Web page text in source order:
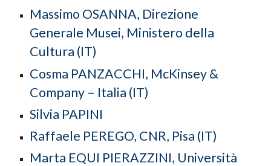
Massimo OSANNA, Direzione
Generale Musei, Ministero della
Cultura (IT)
Cosma PANZACCHI, McKinsey &
Company – Italia (IT)
Silvia PAPINI
Raffaele PEREGO, CNR, Pisa (IT)
Marta EQUI PIERAZZINI, Università